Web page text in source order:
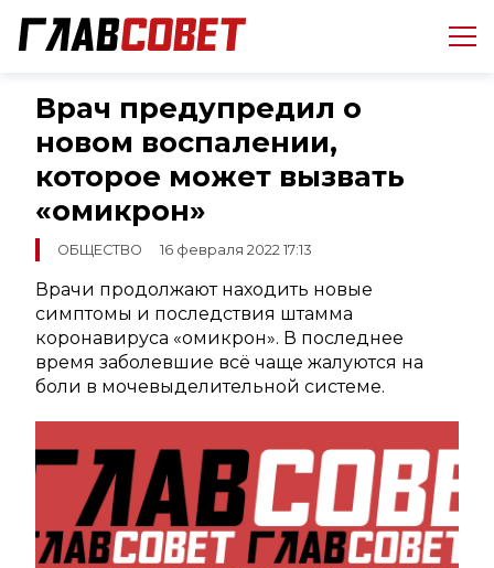
Врач предупредил о
новом воспалении,
которое может вызвать
«омикрон»
ОБЩЕСТВО 16 февраля 2022 17:13
Врачи продолжают находить новые
симптомы и последствия штамма
коронавируса «омикрон». В последнее
время заболевшие всё чаще жалуются на
боли в мочевыделительной системе.